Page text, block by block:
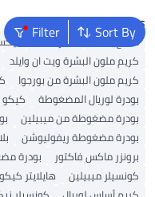
Sort By
FilterPopular Searches
ملمع شفاه أحمر شفاه
كريم ملون البشرة ويت ان وايلد
كريم ملون البشرة من بورجوا
بودرة لوريال المضغوطة
كيكو
بودرة مضغوطة من ميبيلين
بودرة مضغوطة ريفوليوشن
برونزر ماكس فاكتور
بودرة
كونسيلر ميبيلين
هايلايتر كيكو